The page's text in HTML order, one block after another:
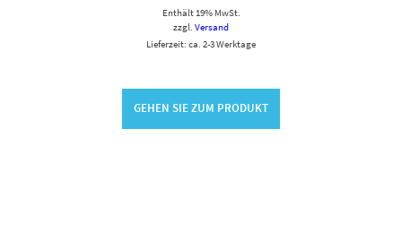
Enthält 19% MwSt.
zzgl. Versand
Lieferzeit: ca. 2-3 Werktage
GEHEN SIE ZUM PRODUKT